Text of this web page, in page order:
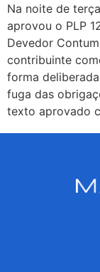
Na noite de
aprovou o PLP
Devedor
contribuinte
forma
fuga das
texto aprovado